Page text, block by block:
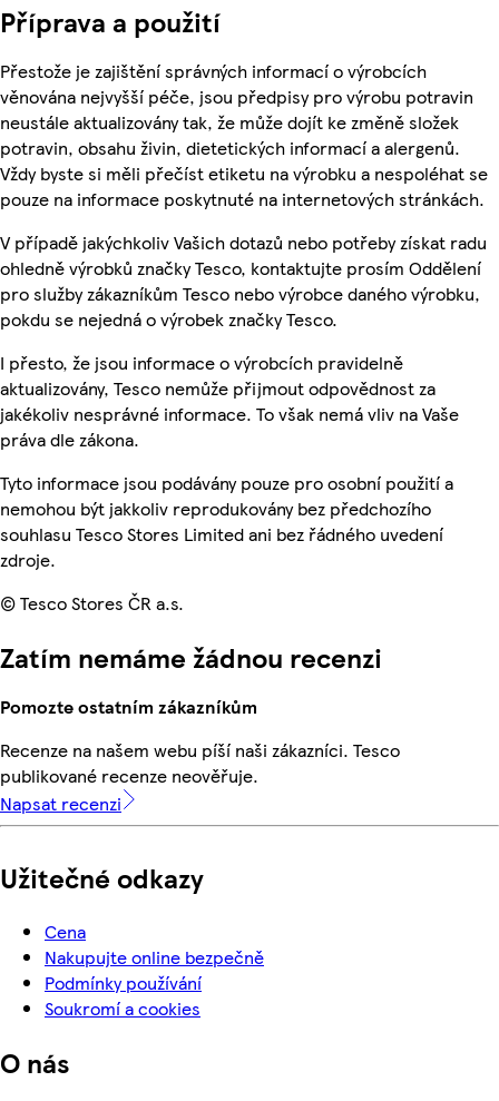
Příprava a použití
Přestože je zajištění správných informací o výrobcích
věnována nejvyšší péče, jsou předpisy pro výrobu potravin
neustále aktualizovány tak, že může dojít ke změně složek
potravin, obsahu živin, dietetických informací a alergenů.
Vždy byste si měli přečíst etiketu na výrobku a nespoléhat se
pouze na informace poskytnuté na internetových stránkách.
V případě jakýchkoliv Vašich dotazů nebo potřeby získat radu
ohledně výrobků značky Tesco, kontaktujte prosím Oddělení
pro služby zákazníkům Tesco nebo výrobce daného výrobku,
pokdu se nejedná o výrobek značky Tesco.
I přesto, že jsou informace o výrobcích pravidelně
aktualizovány, Tesco nemůže přijmout odpovědnost za
jakékoliv nesprávné informace. To však nemá vliv na Vaše
práva dle zákona.
Tyto informace jsou podávány pouze pro osobní použití a
nemohou být jakkoliv reprodukovány bez předchozího
souhlasu Tesco Stores Limited ani bez řádného uvedení
zdroje.
© Tesco Stores ČR a.s.
Zatím nemáme žádnou recenzi
Pomozte ostatním zákazníkům
Recenze na našem webu píší naši zákazníci. Tesco
publikované recenze neověřuje.
Napsat recenzi
Užitečné odkazy
Cena
Nakupujte online bezpečně
Podmínky používání
Soukromí a cookies
O nás